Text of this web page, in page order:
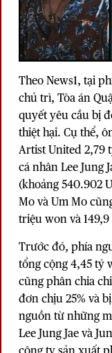
Theo News1, tại
chủ trì, Tòa án
quyết yêu cầu bị
thiệt hại. Cụ thể,
Artist United 2,79
cá nhân Lee Jung
(khoảng 540.902
Mo và Um Mo
triệu won và
Trước đó, phía
tổng cộng 4,45 tỷ
cũng phân chia
đơn chịu 25% và
nguồn từ những
Lee Jung Jae và